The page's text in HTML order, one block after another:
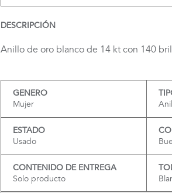
DESCRIPCIÓN
Anillo de oro blanco de 14 kt con 140
GENERO
Mujer
ESTADO
Usado
CONTENIDO DE ENTREGA
Solo producto